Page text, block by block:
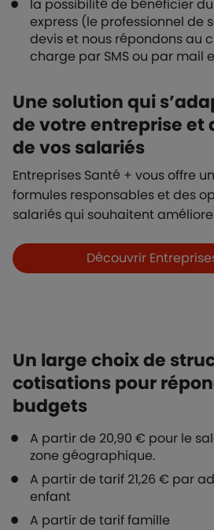
la possibilité de bénéficier
express (le professionnel de
devis et nous répondons au
charge par SMS ou par mail
Une solution qui
de votre entreprise et
de vos salariés
Entreprises Santé + vous offre
formules responsables et des
salariés qui souhaitent
Boutons et liensDécouvrir
Un large choix de
cotisations pour
budgets
A partir de 20,90 € pour le
zone géographique.
A partir de tarif 21,26 € par
enfant
A partir de tarif famille